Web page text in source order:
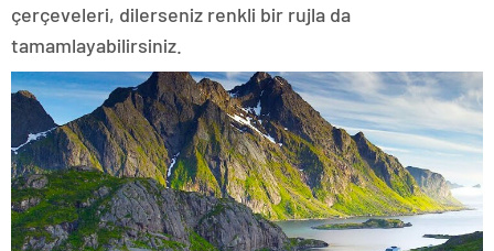
çerçeveleri, dilerseniz renkli bir rujla da
tamamlayabilirsiniz.